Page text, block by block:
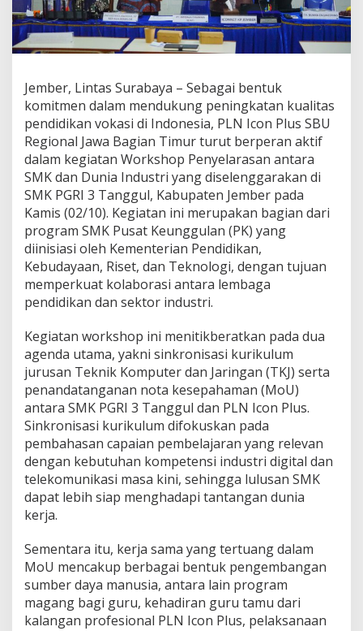
e
n
t
a
i
P
r
o
g
r
a
B
a
n
t
u
a
n
S
K
P
u
s
a
t
K
u
n
g
g
n
m
e
l
a
l
Jember, Lintas Surabaya – Sebagai bentuk
komitmen dalam mendukung peningkatan kualitas
pendidikan vokasi di Indonesia, PLN Icon Plus SBU
Regional Jawa Bagian Timur turut berperan aktif
dalam kegiatan Workshop Penyelarasan antara
SMK dan Dunia Industri yang diselenggarakan di
SMK PGRI 3 Tanggul, Kabupaten Jember pada
Kamis (02/10). Kegiatan ini merupakan bagian dari
program SMK Pusat Keunggulan (PK) yang
diinisiasi oleh Kementerian Pendidikan,
Kebudayaan, Riset, dan Teknologi, dengan tujuan
memperkuat kolaborasi antara lembaga
pendidikan dan sektor industri.
Kegiatan workshop ini menitikberatkan pada dua
agenda utama, yakni sinkronisasi kurikulum
jurusan Teknik Komputer dan Jaringan (TKJ) serta
penandatanganan nota kesepahaman (MoU)
antara SMK PGRI 3 Tanggul dan PLN Icon Plus.
Sinkronisasi kurikulum difokuskan pada
pembahasan capaian pembelajaran yang relevan
dengan kebutuhan kompetensi industri digital dan
telekomunikasi masa kini, sehingga lulusan SMK
dapat lebih siap menghadapi tantangan dunia
kerja.
Sementara itu, kerja sama yang tertuang dalam
MoU mencakup berbagai bentuk pengembangan
sumber daya manusia, antara lain program
magang bagi guru, kehadiran guru tamu dari
kalangan profesional PLN Icon Plus, pelaksanaan